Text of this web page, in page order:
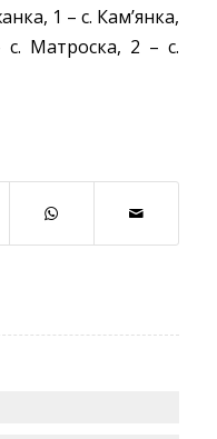
1 – с. Кам’янка,
Матроска, 2 – с.